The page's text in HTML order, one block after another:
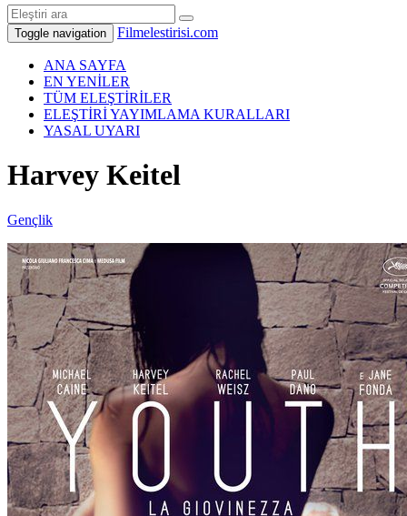
Toggle navigation Filmelestirisi.com
ANA SAYFA
EN YENİLER
TÜM ELEŞTİRİLER
ELEŞTİRİ YAYIMLAMA KURALLARI
YASAL UYARI
Harvey Keitel
Gençlik